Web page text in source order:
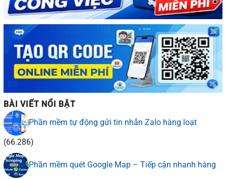
BÀI VIẾT NỔI BẬT
Phần mềm tự động gửi tin nhắn Zalo hàng loạt
(66.286)
Phần mềm quét Google Map – Tiếp cận nhanh hàng